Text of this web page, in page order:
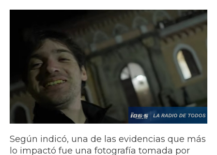
Según indicó, una de las evidencias que más
lo impactó fue una fotografía tomada por